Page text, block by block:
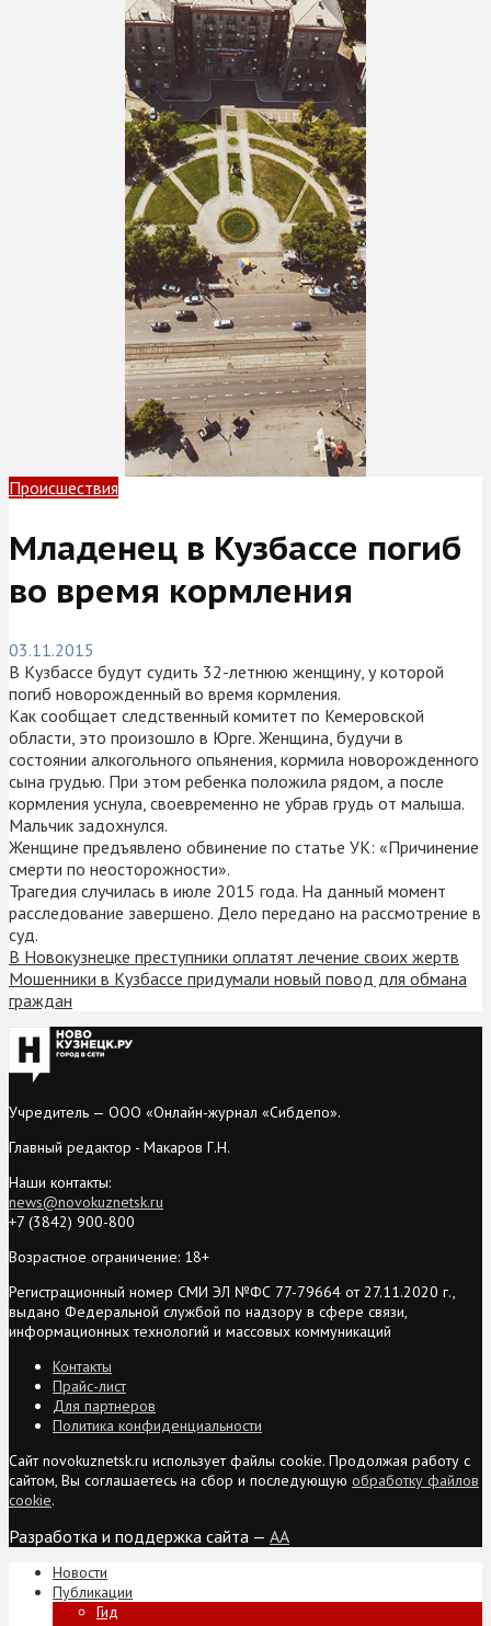
Происшествия
Младенец в Кузбассе погиб
во время кормления
03.11.2015
В Кузбассе будут судить 32-летнюю женщину, у которой
погиб новорожденный во время кормления.
Как сообщает следственный комитет по Кемеровской
области, это произошло в Юрге. Женщина, будучи в
состоянии алкогольного опьянения, кормила новорожденного
сына грудью. При этом ребенка положила рядом, а после
кормления уснула, своевременно не убрав грудь от малыша.
Мальчик задохнулся.
Женщине предъявлено обвинение по статье УК: «Причинение
смерти по неосторожности».
Трагедия случилась в июле 2015 года. На данный момент
расследование завершено. Дело передано на рассмотрение в
суд.
В Новокузнецке преступники оплатят лечение своих жертв
Мошенники в Кузбассе придумали новый повод для обмана
граждан
Учредитель — ООО «Онлайн-журнал «Сибдепо».
Главный редактор - Макаров Г.Н.
Наши контакты:
news@novokuznetsk.ru
+7 (3842) 900-800
Возрастное ограничение: 18+
Регистрационный номер СМИ ЭЛ №ФС 77-79664 от 27.11.2020 г.,
выдано Федеральной службой по надзору в сфере связи,
информационных технологий и массовых коммуникаций
Контакты
Прайс-лист
Для партнеров
Политика конфиденциальности
Сайт novokuznetsk.ru использует файлы cookie. Продолжая работу с
сайтом, Вы соглашаетесь на сбор и последующую обработку файлов
cookie.
Разработка и поддержка сайта — AA
Новости
Публикации
Гид